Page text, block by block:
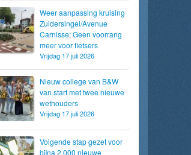
Weer aanpassing kruising
Zuidersingel/Avenue
Carnisse: Geen voorrang
meer voor fietsers
Vrijdag 17 juli 2026
Nieuw college van B&W
van start met twee nieuwe
wethouders
Vrijdag 17 juli 2026
Volgende stap gezet voor
bijna 2.000 nieuwe